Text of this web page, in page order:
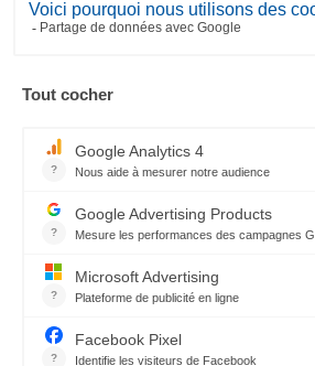
ZUM EINKAUFSWAGEN HINZUFÜGEN
MEHR INFORMATIONEN